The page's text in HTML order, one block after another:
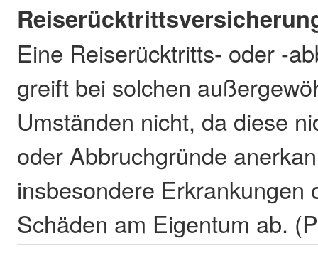
Eine Reiserücktritts- oder -
greift bei solchen
Umständen nicht, da diese
oder Abbruchgründe
insbesondere Erkrankungen
Schäden am Eigentum ab.